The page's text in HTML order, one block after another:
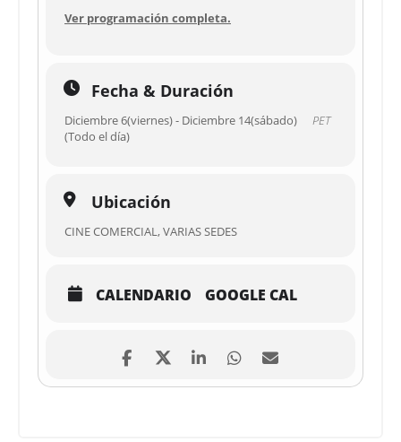
Ver programación completa.
Fecha & Duración
Diciembre 6(viernes) - Diciembre 14(sábado)
(Todo el día)
PET
Ubicación
CINE COMERCIAL, VARIAS SEDES
CALENDARIO GOOGLE CAL